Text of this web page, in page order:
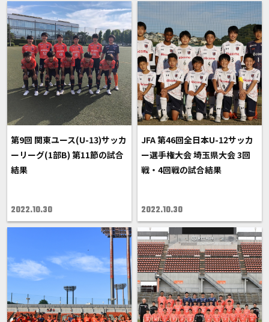
第9回 関東ユース(U-13)サッカ
ーリーグ(1部B) 第11節の試合
結果
2022.10.30
JFA 第46回全日本U-12サッカ
ー選手権大会 埼玉県大会 3回
戦・4回戦の試合結果
2022.10.30